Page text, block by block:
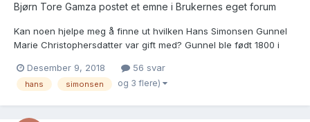
Bjørn Tore Gamza postet et emne i Brukernes eget forum
Kan noen hjelpe meg å finne ut hvilken Hans Simonsen Gunnel
Marie Christophersdatter var gift med? Gunnel ble født 1800 i
Bygdebok, Bind 7" og i folketellingen av 1801. Jeg finner både
Hans og Gunnel som foreldre til bl.a. Ane Magdalene Hans...
Desember 9, 2018 56 svar
hans simonsen og 3 flere)